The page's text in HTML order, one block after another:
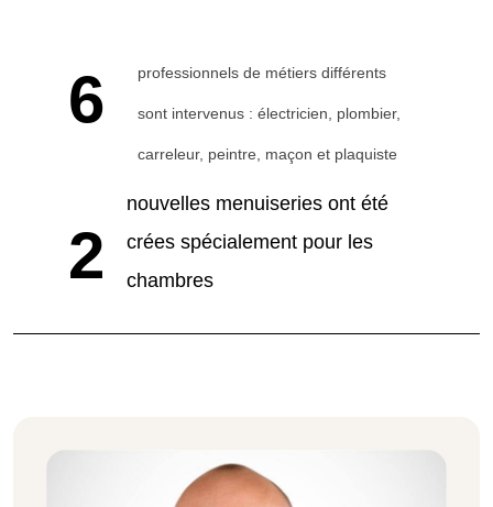
6 professionnels de métiers différents
sont intervenus : électricien, plombier,
carreleur, peintre, maçon et plaquiste
2
nouvelles menuiseries ont été
crées spécialement pour les
chambres